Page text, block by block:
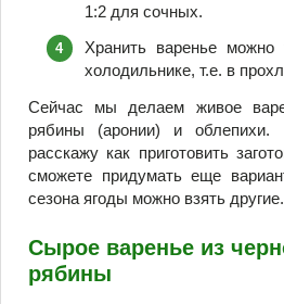
1:2 для сочных.
Хранить варенье можно
холодильнике, т.е. в
Сейчас мы делаем живое
рябины (аронии) и
расскажу как приготовить
сможете придумать еще
сезона ягоды можно взять другие.
Сырое варенье из
рябины